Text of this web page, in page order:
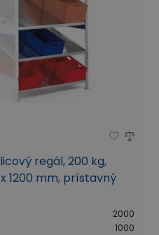
regál, 200 kg,
1200 mm, prístavný
2000
1000